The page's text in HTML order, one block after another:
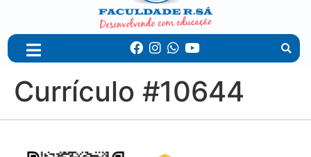
Currículo #10644